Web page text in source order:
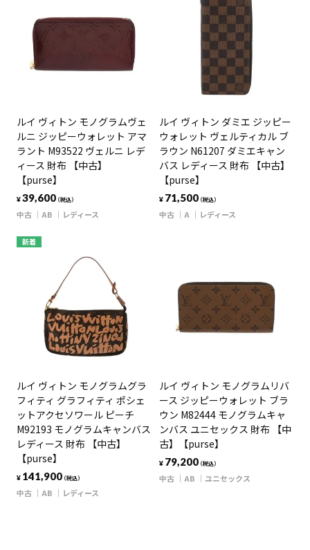
ルイ ヴィトン モノグラムヴェ
ルニ ジッピーウォレット アマ
ラント M93522 ヴェルニ レデ
ィース 財布 【中古】
【purse】
¥39,600（税込）
中古 AB レディース
ルイ ヴィトン ダミエ ジッピー
ウォレット ヴェルティカル ブ
ラウン N61207 ダミエキャン
バス レディース 財布 【中古】
【purse】
¥ 71,500（税込）
中古 A レディース
新着
ルイ ヴィトン モノグラムグラ
フィティ グラフィティ ポシェ
ットアクセソワール ピーチ
M92193 モノグラムキャンバス
レディース 財布 【中古】
【purse】
¥ 141,900（税込）
中古 AB レディース
ルイ ヴィトン モノグラムリバ
ース ジッピーウォレット ブラ
ウン M82444 モノグラムキャ
ンバス ユニセックス 財布 【中
古】【purse】
¥ 79,200（税込）
中古 AB ユニセックス